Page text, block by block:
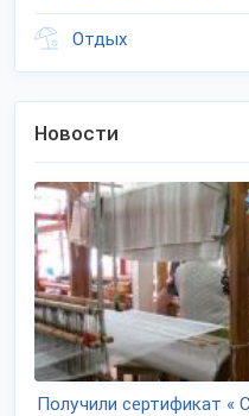
Отдых
Новости
Получили сертификат «